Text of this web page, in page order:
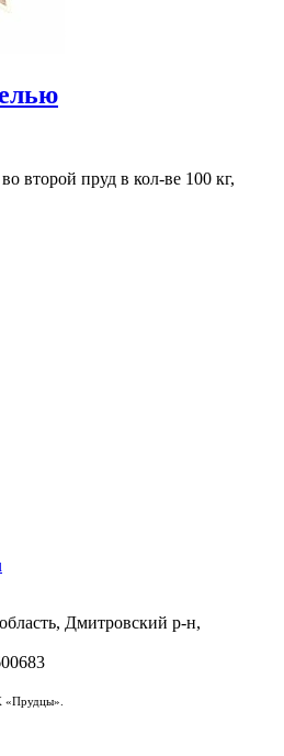
второй пруд в кол-ве 100 кг,
Дмитровский р-н,
«Прудцы».